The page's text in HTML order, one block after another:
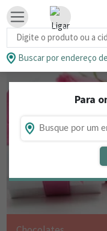
Busca de produtos
Buscar por endereço
Para